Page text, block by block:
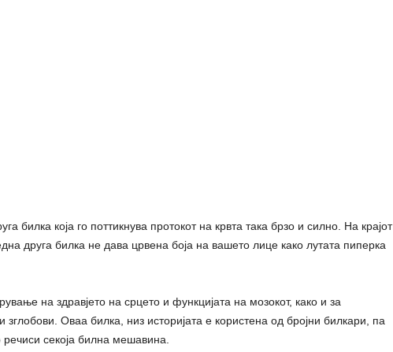
билка која го поттикнува протокот на крвта така брзо и силно. На крајот
друга билка не дава црвена боја на вашето лице како лутата пиперка
на здравјето на срцето и функцијата на мозокот, како и за
Оваа билка, низ историјата е користена од бројни билкари, па
речиси секоја билна мешавина.